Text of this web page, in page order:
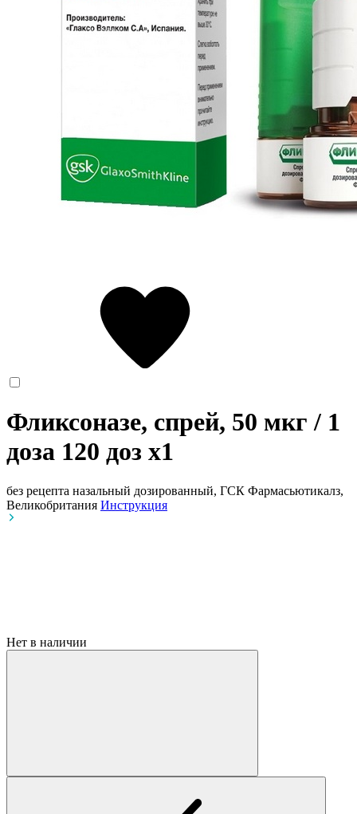
Фликсоназе, спрей, 50 мкг / 1
доза 120 доз x1
без рецепта назальный дозированный, ГСК Фармасьютикалз,
Великобритания Инструкция
Нет в наличии